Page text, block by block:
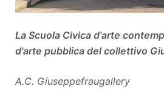
La Scuola Civica d'arte
d'arte pubblica del collettivo
A.C. Giuseppefraugallery